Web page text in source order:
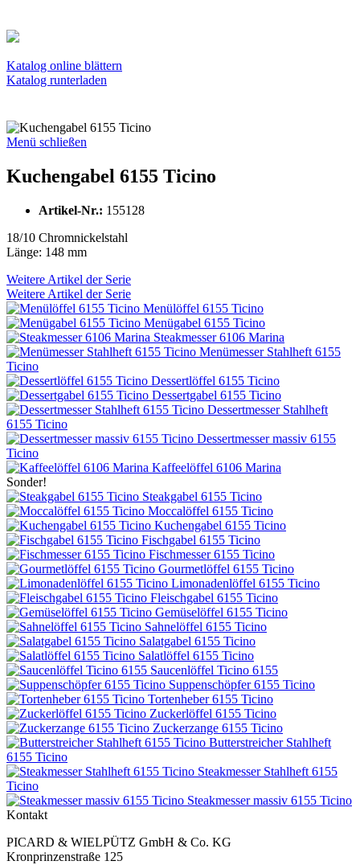
Katalog online blättern
Katalog runterladen
Menü schließen
Kuchengabel 6155 Ticino
Artikel-Nr.: 155128
18/10 Chromnickelstahl
Länge: 148 mm
Weitere Artikel der Serie
Weitere Artikel der Serie
Menülöffel 6155 Ticino
Menügabel 6155 Ticino
Steakmesser 6106 Marina
Menümesser Stahlheft 6155
Ticino
Dessertlöffel 6155 Ticino
Dessertgabel 6155 Ticino
Dessertmesser Stahlheft
6155 Ticino
Dessertmesser massiv 6155
Ticino
Kaffeelöffel 6106 Marina
Sonder!
Steakgabel 6155 Ticino
Moccalöffel 6155 Ticino
Kuchengabel 6155 Ticino
Fischgabel 6155 Ticino
Fischmesser 6155 Ticino
Gourmetlöffel 6155 Ticino
Limonadenlöffel 6155 Ticino
Fleischgabel 6155 Ticino
Gemüselöffel 6155 Ticino
Sahnelöffel 6155 Ticino
Salatgabel 6155 Ticino
Salatlöffel 6155 Ticino
Saucenlöffel Ticino 6155
Suppenschöpfer 6155 Ticino
Tortenheber 6155 Ticino
Zuckerlöffel 6155 Ticino
Zuckerzange 6155 Ticino
Butterstreicher Stahlheft
6155 Ticino
Steakmesser Stahlheft 6155
Ticino
Steakmesser massiv 6155 Ticino
Kontakt
PICARD & WIELPÜTZ GmbH & Co. KG
Kronprinzenstraße 125